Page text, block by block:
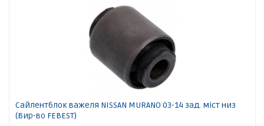
Сайлентблок важеля NISSAN MURANO 03-14 зад. міст низ
(Вир-во FEBEST)